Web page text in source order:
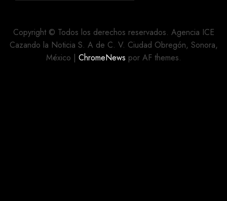
SONORA;
AUTORIDADES
LLAMAN
A LA
Copyright © Todos los derechos reservados. Agencia ICE
Cazando la Noticia S. A de C. V. Ciudad Obregón, Sonora,
México | ChromeNews por AF themes.